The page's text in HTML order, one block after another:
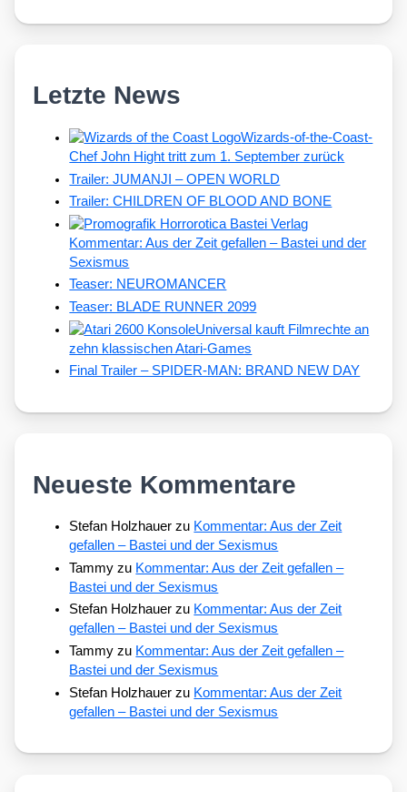
Letzte News
Wizards-of-the-Coast-
Chef John Hight tritt zum 1. September zurück
Trailer: JUMANJI – OPEN WORLD
Trailer: CHILDREN OF BLOOD AND BONE
Kommentar: Aus der Zeit gefallen – Bastei und der
Sexismus
Teaser: NEUROMANCER
Teaser: BLADE RUNNER 2099
Universal kauft Filmrechte an
zehn klassischen Atari-Games
Final Trailer – SPIDER-MAN: BRAND NEW DAY
Neueste Kommentare
Stefan Holzhauer zu Kommentar: Aus der Zeit
gefallen – Bastei und der Sexismus
Tammy zu Kommentar: Aus der Zeit gefallen –
Bastei und der Sexismus
Stefan Holzhauer zu Kommentar: Aus der Zeit
gefallen – Bastei und der Sexismus
Tammy zu Kommentar: Aus der Zeit gefallen –
Bastei und der Sexismus
Stefan Holzhauer zu Kommentar: Aus der Zeit
gefallen – Bastei und der Sexismus